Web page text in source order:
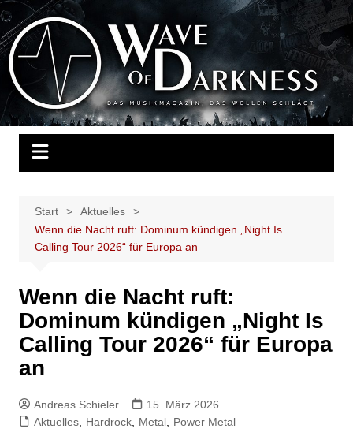
Zum
Inhalt
springen
Wave of Darkness
Das Musikmagazin, das Wellen schlägt. Konzerte, Festivals, Events,
Fotos, Termine, Interviews, Berichte, Musik
Start
Aktuelles
Wenn die Nacht ruft: Dominum kündigen „Night Is
Calling Tour 2026“ für Europa an
Wenn die Nacht ruft:
Dominum kündigen „Night Is
Calling Tour 2026“ für Europa
an
Andreas Schieler
15. März 2026
Aktuelles, Hardrock, Metal, Power Metal